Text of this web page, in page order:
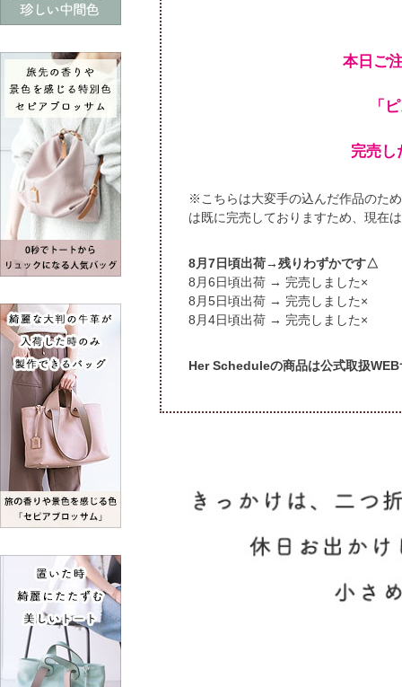
本日ご
「
完売し
※こちらは大変手の込んだ作品のた
は既に完売しておりますため、現在
頃出荷→残りわずかです△
頃出荷 → 完売しました×
頃出荷 → 完売しました×
頃出荷 → 完売しました×
Her Scheduleの商品は公式取扱